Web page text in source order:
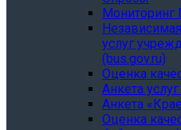
услуг
(bus.gov.ru)
Оценка
Анкета
Анкета
Oценка